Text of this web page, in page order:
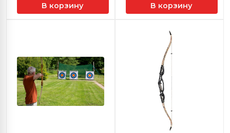
В корзину В корзину